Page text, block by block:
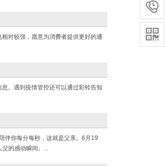
对较强，愿意为消费者提供更好的通
。遇到疫情管控还可以通过彩铃告知
伴你每分每秒，这就是父亲。6月19
父的感动瞬间。...

